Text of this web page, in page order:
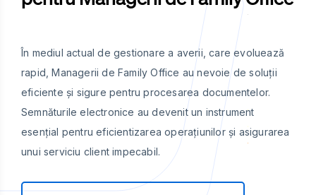
În mediul actual de gestionare a averii, care evoluează
rapid, Managerii de Family Office au nevoie de soluții
eficiente și sigure pentru procesarea documentelor.
Semnăturile electronice au devenit un instrument
esențial pentru eficientizarea operațiunilor și asigurarea
unui serviciu client impecabil.